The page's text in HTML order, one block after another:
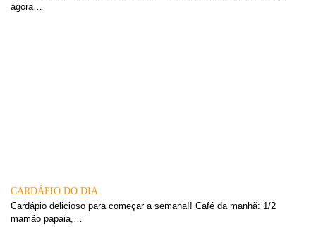
agora…
CARDÁPIO DO DIA
Cardápio delicioso para começar a semana!! Café da manhã: 1/2
mamão papaia,…